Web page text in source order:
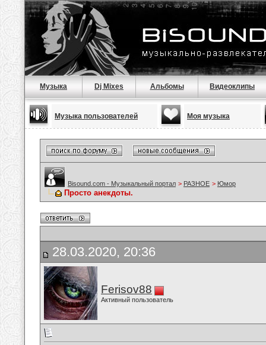
Музыка Dj Mixes Альбомы Видеоклипы
Музыка пользователей Моя музыка
Bisound.com - Музыкальный портал > РАЗНОЕ > Юмор
Просто анекдоты.
28.03.2020, 20:36
Ferisov88
Активный пользователь